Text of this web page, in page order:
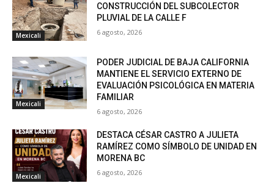
Mexicali
CONSTRUCCIÓN DEL SUBCOLECTOR
PLUVIAL DE LA CALLE F
6 agosto, 2026
Mexicali
PODER JUDICIAL DE BAJA CALIFORNIA
MANTIENE EL SERVICIO EXTERNO DE
EVALUACIÓN PSICOLÓGICA EN MATERIA
FAMILIAR
6 agosto, 2026
Mexicali
DESTACA CÉSAR CASTRO A JULIETA
RAMÍREZ COMO SÍMBOLO DE UNIDAD EN
MORENA BC
6 agosto, 2026